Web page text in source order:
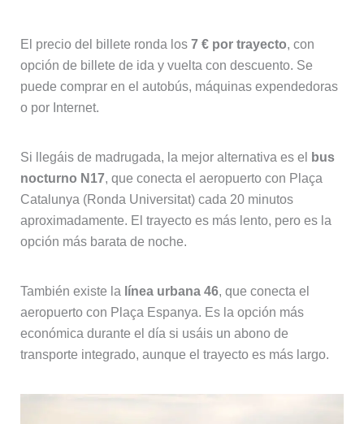
El precio del billete ronda los 7 € por trayecto, con
opción de billete de ida y vuelta con descuento. Se
puede comprar en el autobús, máquinas expendedoras
o por Internet.
Si llegáis de madrugada, la mejor alternativa es el
bus
nocturno N17, que conecta el aeropuerto con Plaça
Catalunya (Ronda Universitat) cada 20 minutos
aproximadamente. El trayecto es más lento, pero es la
opción más barata de noche.
También existe la línea urbana 46, que conecta el
aeropuerto con Plaça Espanya. Es la opción más
económica durante el día si usáis un abono de
transporte integrado, aunque el trayecto es más largo.